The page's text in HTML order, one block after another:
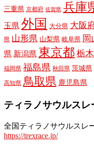
三重県 京都府 佐賀県 兵庫
玉県 外国 大分県 大阪
県 山形県 山梨県 岐阜県 岡
県 新潟県 東京都 栃
福岡県 福島県 秋田県 茨城県
高知県 鳥取県 鹿児島県
ティラノサウルスレ
全国ティラノサウルスレ
https://trexrace.jp/